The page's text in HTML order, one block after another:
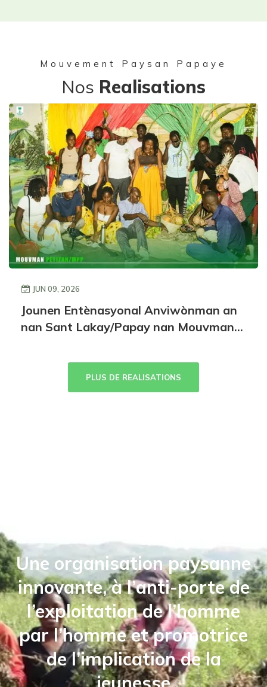
Mouvement Paysan Papaye
Nos Realisations
JUN 09, 2026
Jounen Entènasyonal Anviwònman an
nan Sant Lakay/Papay nan Mouvman
aksyon pratik kont kriz anviwònman an
PLUS DE REALISATIONS
Une organisation paysanne
innovante, à l’anti-porte de
l’exploitation de l’homme
par l’homme et promotrice
de l’implication de la